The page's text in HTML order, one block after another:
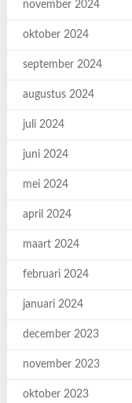
november 2024
oktober 2024
september 2024
augustus 2024
juli 2024
juni 2024
mei 2024
april 2024
maart 2024
februari 2024
januari 2024
december 2023
november 2023
oktober 2023